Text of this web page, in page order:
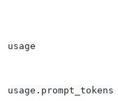
usage
usage.prompt_tokens